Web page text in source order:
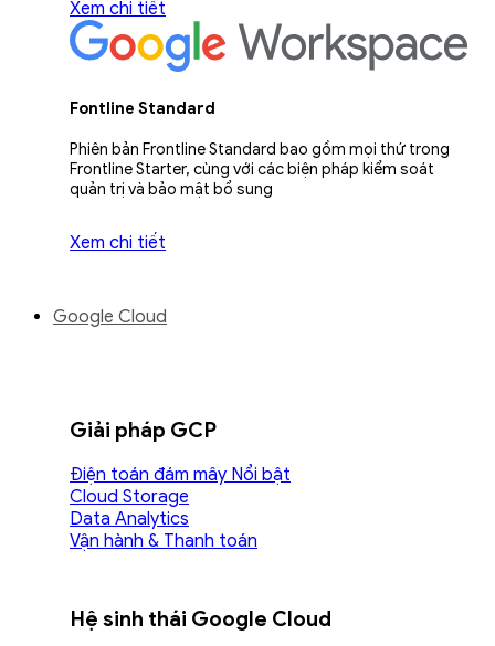
Xem chi tiết
Fontline Standard
Phiên bản Frontline Standard bao gồm mọi thứ trong
Frontline Starter, cùng với các biện pháp kiểm soát
quản trị và bảo mật bổ sung
Xem chi tiết
Google Cloud
Giải pháp GCP
Điện toán đám mây
Cloud Storage
Data Analytics
Vận hành & Thanh toán
Hệ sinh thái Google Cloud